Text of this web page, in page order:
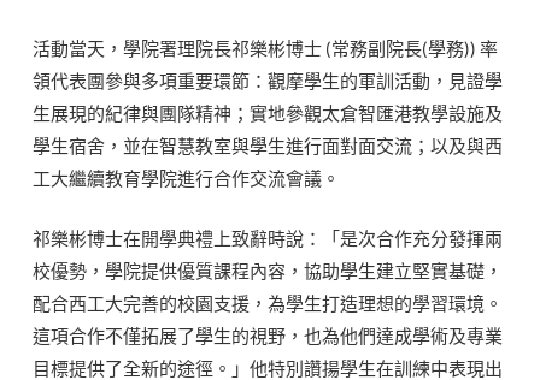
活動當天，學院署理院長祁樂彬博士 (常務副院長(學務)) 率
領代表團參與多項重要環節：觀摩學生的軍訓活動，見證學
生展現的紀律與團隊精神；實地參觀太倉智匯港教學設施及
學生宿舍，並在智慧教室與學生進行面對面交流；以及與西
工大繼續教育學院進行合作交流會議。
祁樂彬博士在開學典禮上致辭時說：「是次合作充分發揮兩
校優勢，學院提供優質課程內容，協助學生建立堅實基礎，
配合西工大完善的校園支援，為學生打造理想的學習環境。
這項合作不僅拓展了學生的視野，也為他們達成學術及專業
目標提供了全新的途徑。」他特別讚揚學生在訓練中表現出